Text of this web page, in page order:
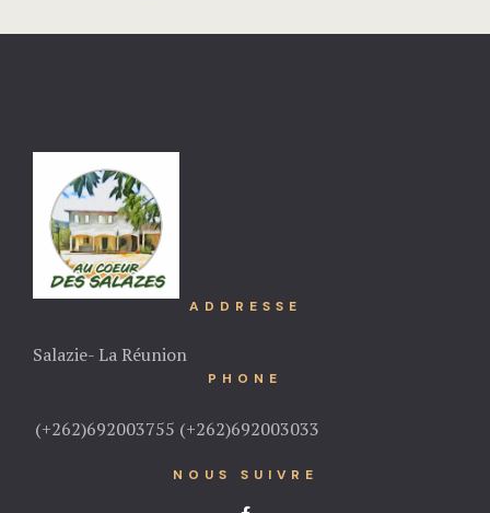
ADDRESSE
Salazie- La Réunion
PHONE
(+262)692003755 (+262)692003033
NOUS SUIVRE